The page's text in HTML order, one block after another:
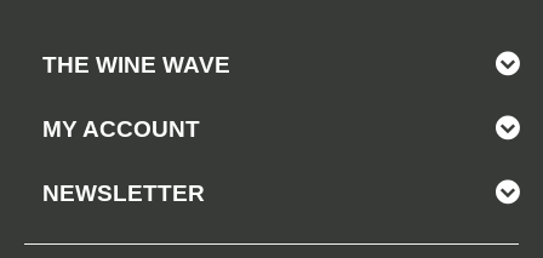
THE WINE WAVE
MY ACCOUNT
NEWSLETTER